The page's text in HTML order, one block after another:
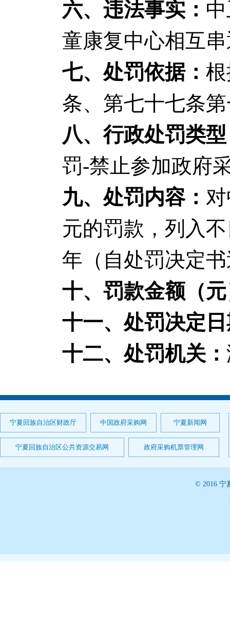
六、违法事实：
童康复中心相互
七、处罚依据：
条、第七十七条
八、行政处罚类
罚-禁止参加政府
九、处罚内容：
元的罚款，列入
年（自处罚决定
十、罚款金额（
十一、处罚决定
十二、处罚机关：
宁夏回族自治区财政厅 中国政府采购网 宁夏新闻网
宁夏回族自治区公共资源交易网 政府采购机票管理网
© 2016 宁